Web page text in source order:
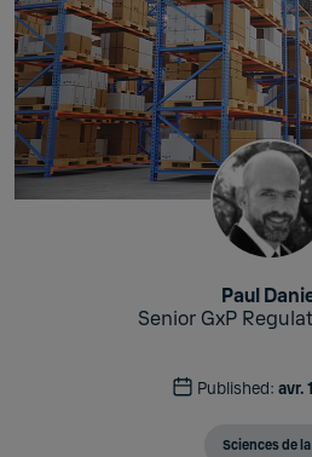
Paul
Senior GxP
Published: avr.
Sciences de